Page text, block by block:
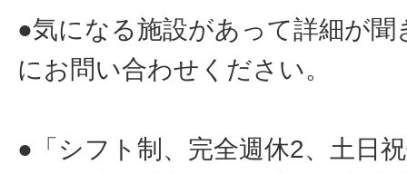
●気になる施設があって詳細が
にお問い合わせください。
●「シフト制、完全週休2、土日